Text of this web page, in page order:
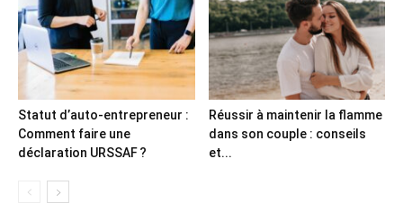
Statut d’auto-entrepreneur :
Comment faire une
déclaration URSSAF ?
Réussir à maintenir la flamme
dans son couple : conseils
et...